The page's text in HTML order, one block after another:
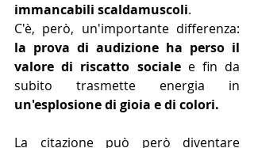
immancabili scaldamuscoli.
la prova di audizione ha perso il
valore di riscatto sociale e fin da
un'esplosione di gioia e di colori.
La citazione può però diventare